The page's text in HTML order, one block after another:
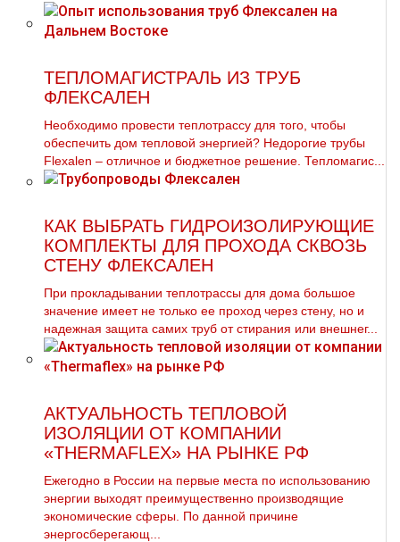
ТЕПЛОМАГИСТРАЛЬ ИЗ ТРУБ
ФЛЕКСАЛЕН
Необходимо провести теплотрассу для того, чтобы
обеспечить дом тепловой энергией? Недорогие трубы
Flexalen – отличное и бюджетное решение. Тепломагис...
КАК ВЫБРАТЬ ГИДРОИЗОЛИРУЮЩИЕ
КОМПЛЕКТЫ ДЛЯ ПРОХОДА СКВОЗЬ
СТЕНУ ФЛЕКСАЛЕН
При прокладывании теплотрассы для дома большое
значение имеет не только ее проход через стену, но и
надежная защита самих труб от стирания или внешнег...
АКТУАЛЬНОСТЬ ТЕПЛОВОЙ
ИЗОЛЯЦИИ ОТ КОМПАНИИ
«THERMAFLEX» НА РЫНКЕ РФ
Ежегодно в России на первые места по использованию
энергии выходят преимущественно производящие
экономические сферы. По данной причине
энергосберегающ...